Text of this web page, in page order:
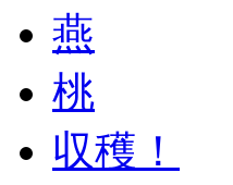
燕
桃
収穫！